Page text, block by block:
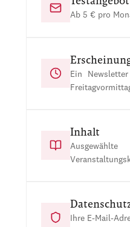
Ab 5 € pro
Ein
Inhalt
Ihre E-Mail-